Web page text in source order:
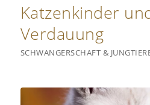
Katzenkinder
Verdauung
SCHWANGERSCHAFT &